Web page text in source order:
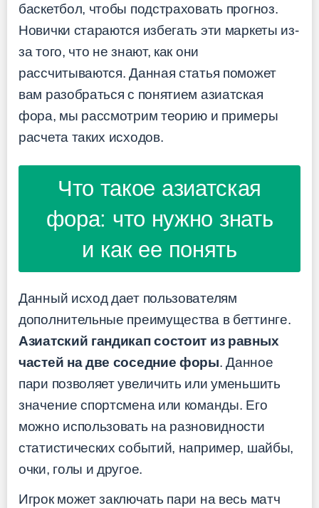
баскетбол, чтобы подстраховать прогноз.
Новички стараются избегать эти маркеты из-
за того, что не знают, как они
рассчитываются. Данная статья поможет
вам разобраться с понятием азиатская
фора, мы рассмотрим теорию и примеры
расчета таких исходов.
Что такое азиатская
фора: что нужно знать
и как ее понять
Данный исход дает пользователям
дополнительные преимущества в беттинге.
Азиатский гандикап состоит из равных
частей на две соседние форы. Данное
пари позволяет увеличить или уменьшить
значение спортсмена или команды. Его
можно использовать на разновидности
статистических событий, например, шайбы,
очки, голы и другое.
Игрок может заключать пари на весь матч